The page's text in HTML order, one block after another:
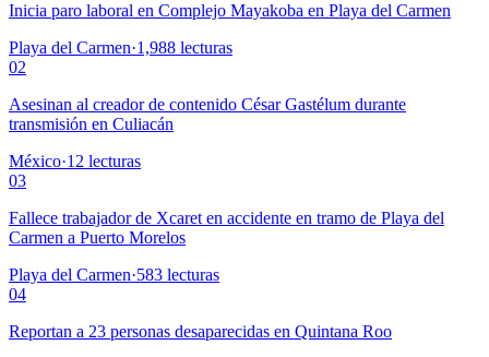
Inicia paro laboral en Complejo Mayakoba en Playa del Carmen
Playa del Carmen·1,988 lecturas
02
Asesinan al creador de contenido César Gastélum durante
transmisión en Culiacán
México·12 lecturas
03
Fallece trabajador de Xcaret en accidente en tramo de Playa del
Carmen a Puerto Morelos
Playa del Carmen·583 lecturas
04
Reportan a 23 personas desaparecidas en Quintana Roo